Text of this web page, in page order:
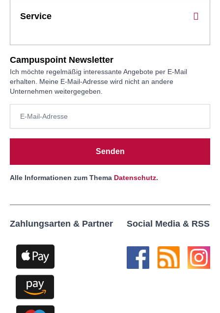
Service
Campuspoint Newsletter
Ich möchte regelmäßig interessante Angebote per E-Mail
erhalten. Meine E-Mail-Adresse wird nicht an andere
Unternehmen weitergegeben.
Senden
Alle Informationen zum Thema Datenschutz.
Zahlungsarten & Partner Social Media & RSS